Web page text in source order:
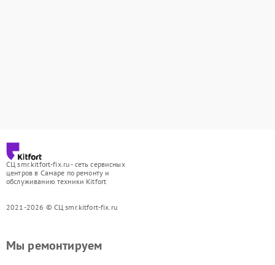
СЦ smr.kitfort-fix.ru - сеть сервисных
центров в Самаре по ремонту и
обслуживанию техники Kitfort
2021-2026 © СЦ smr.kitfort-fix.ru
Мы ремонтируем